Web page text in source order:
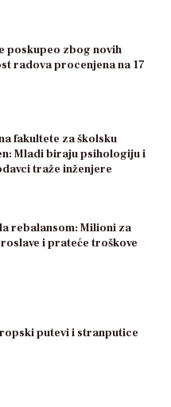
poskupeo zbog novih
radova procenjena na 17
fakultete za školsku
Mladi biraju psihologiju i
traže inženjere
rebalansom: Milioni za
i prateće troškove
putevi i stranputice